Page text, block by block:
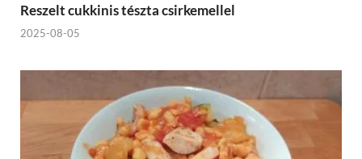
Reszelt cukkinis tészta csirkemellel
2025-08-05